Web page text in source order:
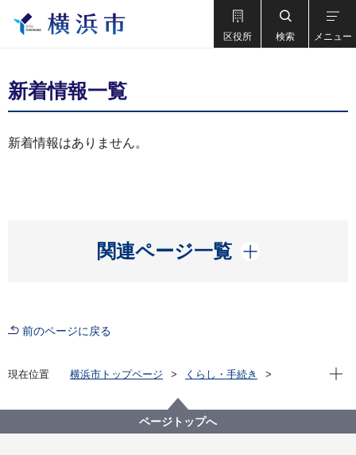
区役所 検索 メニュー
新着情報一覧
新着情報はありません。
関連ページ一覧
開く
前のページに戻る
現在位置 横浜市トップページ
くらし・手続き
現在
ページトップへ